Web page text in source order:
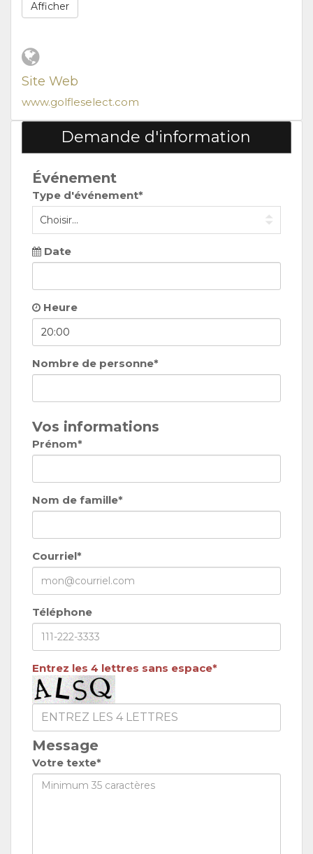
Afficher
Site Web
www.golfleselect.com
Demande d'information
Événement
Type d'événement*
Date
Heure
Nombre de personne*
Vos informations
Prénom*
Nom de famille*
Courriel*
Téléphone
Entrez les 4 lettres sans espace*
Message
Votre texte*